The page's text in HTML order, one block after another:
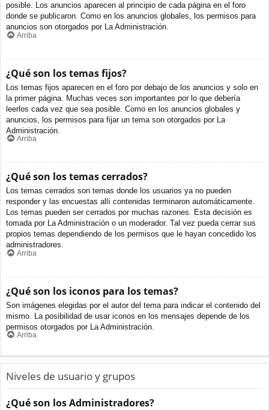
posible. Los anuncios aparecen al principio de cada página en el foro
donde se publicaron. Como en los anuncios globales, los permisos para
anuncios son otorgados por La Administración.
Arriba
¿Qué son los temas fijos?
Los temas fijos aparecen en el foro por debajo de los anuncios y solo en
la primer página. Muchas veces son importantes por lo que debería
leerlos cada vez que sea posible. Como en los anuncios globales y
anuncios, los permisos para fijar un tema son otorgados por La
Administración.
Arriba
¿Qué son los temas cerrados?
Los temas cerrados son temas donde los usuarios ya no pueden
responder y las encuestas allí contenidas terminaron automáticamente.
Los temas pueden ser cerrados por muchas razones. Esta decisión es
tomada por La Administración o un moderador. Tal vez pueda cerrar sus
propios temas dependiendo de los permisos que le hayan concedido los
administradores.
Arriba
¿Qué son los iconos para los temas?
Son imágenes elegidas por el autor del tema para indicar el contenido del
mismo. La posibilidad de usar iconos en los mensajes depende de los
permisos otorgados por La Administración.
Arriba
Niveles de usuario y grupos
¿Qué son los Administradores?